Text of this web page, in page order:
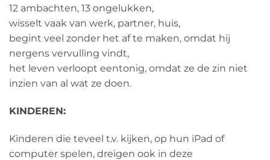
12 ambachten, 13 ongelukken,
wisselt vaak van werk, partner, huis,
begint veel zonder het af te maken, omdat hij
nergens vervulling vindt,
het leven verloopt eentonig, omdat ze de zin niet
inzien van al wat ze doen.
KINDEREN:
Kinderen die teveel t.v. kijken, op hun iPad of
computer spelen, dreigen ook in deze